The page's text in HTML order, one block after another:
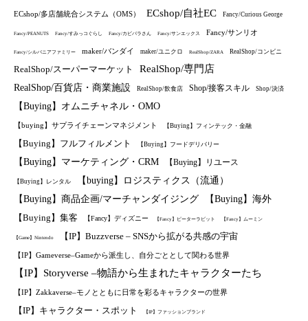
ECshop/多店舗統合システム（OMS） ECshop/自社EC Fancy/Curious George
Fancy/PEANUTS Fancy/すみっコぐらし Fancy/カピバラさん Fancy/サンエックス Fancy/サンリオ
Fancy/シルバニアファミリー maker/バンダイ maker/ユニクロ RealShop/ZARA RealShop/コンビニ
RealShop/スーパーマーケット RealShop/専門店
RealShop/百貨店・商業施設 RealShop/飲食店 Shop/接客スキル Shop/決済
【Buying】オムニチャネル・OMO
【buying】サプライチェーンマネジメント 【Buying】フィンテック・金融
【Buying】フルフィルメント 【Buying】フードデリバリー
【Buying】マーケティング・CRM 【Buying】リユース
【Buying】レンタル
【buying】ロジスティクス（流通）
【Buying】商品企画/マーチャンダイジング
【Buying】海外
【Buying】集客
【Fancy】ディズニー 【Fancy】ピーターラビット 【Fancy】ムーミン
【Game】Nintendo 【IP】Buzzverse – SNSから拡がる共感の宇宙
【IP】Gameverse–Gameから派生し、自分ごととして関わる世界
【IP】Storyverse –物語から生まれたキャラクターたち
【IP】Zakkaverse–モノとともに日常を彩るキャラクターの世界
【IP】キャラクター・スポット 【IP】ファッションブランド